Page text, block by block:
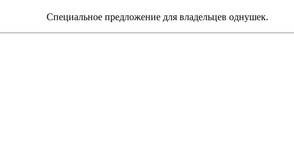
Специальное предложение для владельцев однушек.